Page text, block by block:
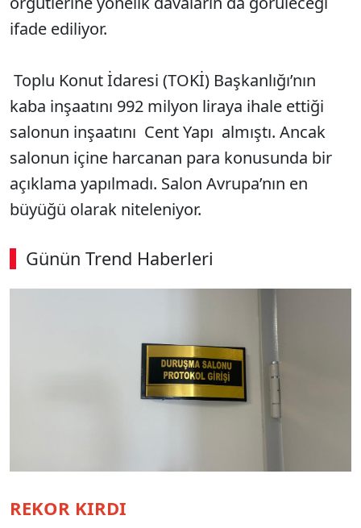
ifade ediliyor.
Toplu Konut İdaresi (TOKİ) Başkanlığı’nın
kaba inşaatını 992 milyon liraya ihale ettiği
salonun inşaatını Cent Yapı almıştı. Ancak
salonun içine harcanan para konusunda bir
açıklama yapılmadı. Salon Avrupa’nın en
büyüğü olarak niteleniyor.
Günün Trend Haberleri
00:02 / 08:15
REKOR KIRDI